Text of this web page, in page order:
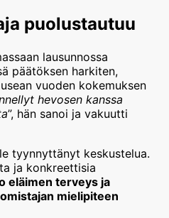
puolustautuu
lausunnossa
päätöksen harkiten,
vuoden kokemuksen
hevosen kanssa
”, hän sanoi ja vakuutti
tyynnyttänyt keskustelua.
ja konkreettisia
eläimen terveys ja
mielipiteen